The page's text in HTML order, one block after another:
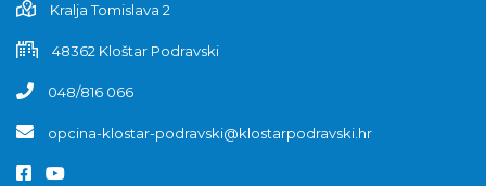
Kralja Tomislava 2
48362 Kloštar Podravski
048/816 066
opcina-klostar-podravski@klostarpodravski.hr